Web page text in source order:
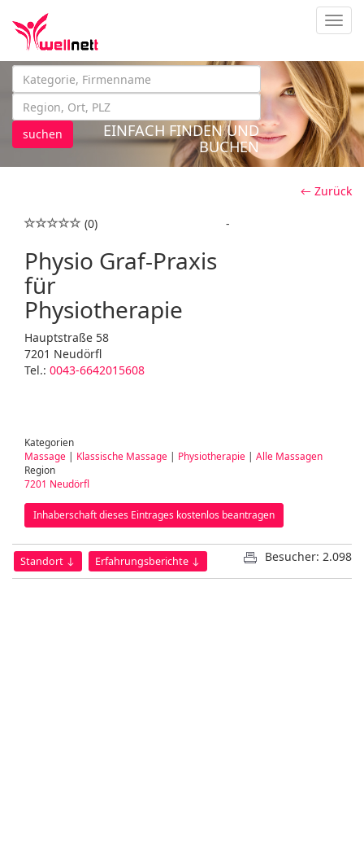
suchen
EINFACH FINDEN UND
BUCHEN
← Zurück
(0)
Physio Graf-Praxis
für
Physiotherapie
Hauptstraße 58
7201 Neudörfl
Tel.: 0043-6642015608
-
Kategorien
Massage | Klassische Massage | Physiotherapie | Alle Massagen
Region
7201 Neudörfl
Inhaberschaft dieses Eintrages kostenlos beantragen
Standort ↓ Erfahrungsberichte ↓ Besucher: 2.098